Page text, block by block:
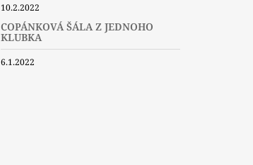
10.2.2022
COPÁNKOVÁ ŠÁLA Z JEDNOHO
KLUBKA
6.1.2022